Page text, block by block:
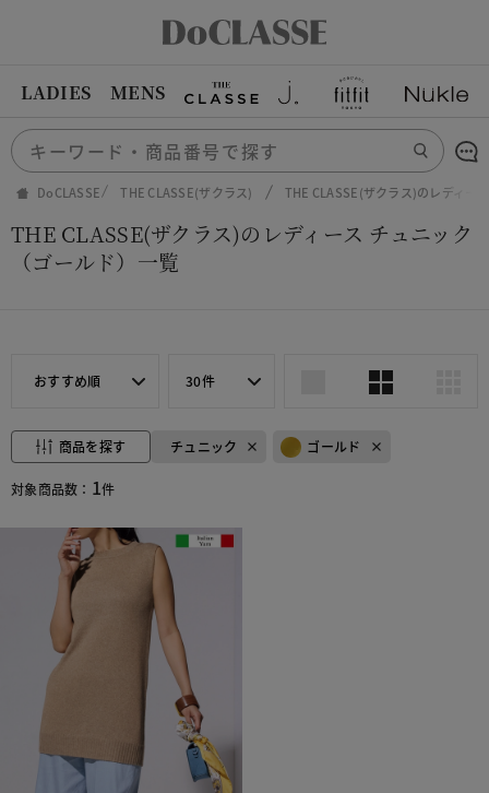
LADIES MENS
DoCLASSE THE CLASSE(ザクラス) THE CLASSE(ザクラス)のレディー
THE CLASSE(ザクラス)のレディース チュニック
（ゴールド）一覧
おすすめ順 30件
商品を探す チュニック ゴールド
対象商品数： 1件